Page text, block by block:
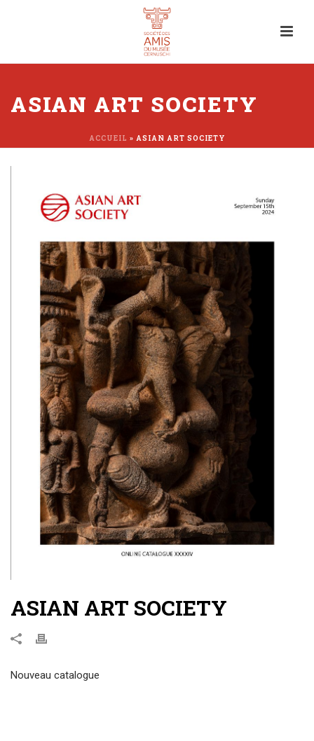
ASIAN ART SOCIETY
ACCUEIL » ASIAN ART SOCIETY
ASIAN ART SOCIETY
Nouveau catalogue